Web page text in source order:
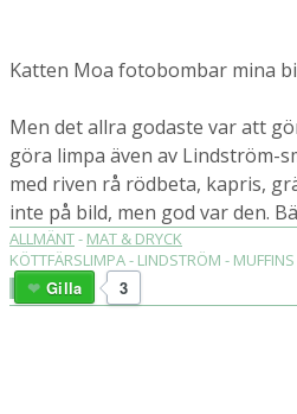
Katten Moa fotobombar mina
Men det allra godaste var att
göra limpa även av Lindström-
med riven rå rödbeta, kapris,
inte på bild, men god var den.
ALLMÄNT- MAT & DRYCK
KÖTTFÄRSLIMPA - LINDSTRÖM -
3
Gilla